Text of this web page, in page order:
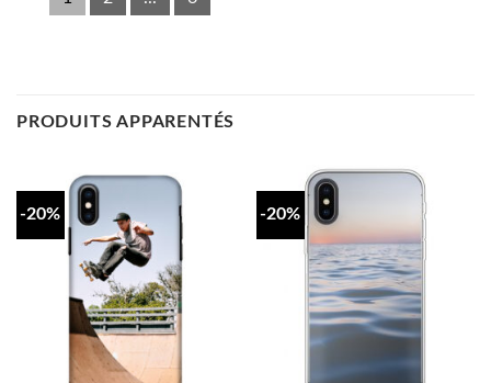
PRODUITS APPARENTÉS
-20% -20%